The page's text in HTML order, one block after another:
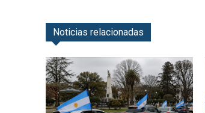
Noticias relacionadas